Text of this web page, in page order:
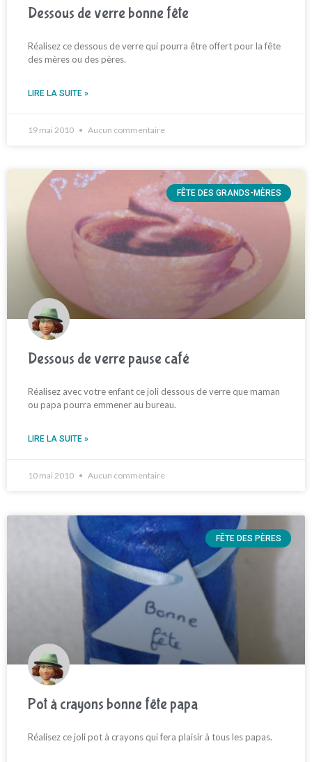
Dessous de verre bonne fête
Réalisez ce dessous de verre qui pourra être offert pour la fête
des mères ou des pères.
LIRE LA SUITE »
19 mai 2010 Aucun commentaire
FÊTE DES GRANDS-MÈRES
Dessous de verre pause café
Réalisez avec votre enfant ce joli dessous de verre que maman
ou papa pourra emmener au bureau.
LIRE LA SUITE »
10 mai 2010 Aucun commentaire
FÊTE DES PÈRES
Pot à crayons bonne fête papa
Réalisez ce joli pot à crayons qui fera plaisir à tous les papas.